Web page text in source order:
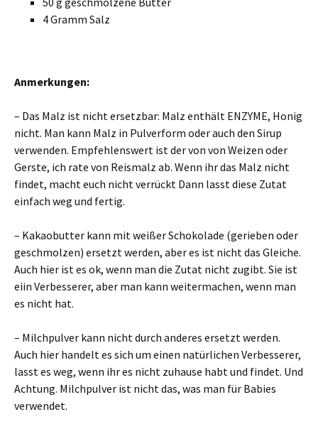
4 Gramm Salz
Anmerkungen:
– Das Malz ist nicht ersetzbar: Malz enthält ENZYME, Honig
nicht. Man kann Malz in Pulverform oder auch den Sirup
verwenden. Empfehlenswert ist der von von Weizen oder
Gerste, ich rate von Reismalz ab. Wenn ihr das Malz nicht
findet, macht euch nicht verrückt Dann lasst diese Zutat
einfach weg und fertig.
– Kakaobutter kann mit weißer Schokolade (gerieben oder
geschmolzen) ersetzt werden, aber es ist nicht das Gleiche.
Auch hier ist es ok, wenn man die Zutat nicht zugibt. Sie ist
eiin Verbesserer, aber man kann weitermachen, wenn man
es nicht hat.
– Milchpulver kann nicht durch anderes ersetzt werden.
Auch hier handelt es sich um einen natürlichen Verbesserer,
lasst es weg, wenn ihr es nicht zuhause habt und findet. Und
Achtung. Milchpulver ist nicht das, was man für Babies
verwendet.